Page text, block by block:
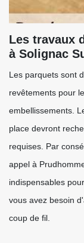
Les travaux
à Solignac
Les parquets sont
revêtements pour
embellissements.
place devront
requises. Par
appel à
indispensables
vous avez besoin
coup de fil.